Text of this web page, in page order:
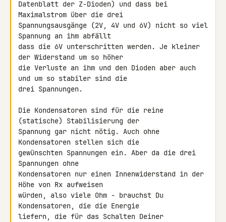
Datenblatt der Z-Dioden) und dass bei
Maximalstrom über die drei
Spannungsausgänge (2V, 4V und 6V) nicht so viel
Spannung an ihm abfällt
dass die 6V unterschritten werden. Je kleiner
der Widerstand um so höher
die Verluste an ihm und den Dioden aber auch
und um so stabiler sind die
drei Spannungen.
Die Kondensatoren sind für die reine
(statische) Stabilisierung der
Spannung gar nicht nötig. Auch ohne
Kondensatoren stellen sich die
gewünschten Spannungen ein. Aber da die drei
Spannungen ohne
Kondensatoren nur einen Innenwiderstand in der
Höhe von Rx aufweisen
würden, also viele Ohm - brauchst Du
Kondensatoren, die die Energie
liefern, die für das Schalten Deiner